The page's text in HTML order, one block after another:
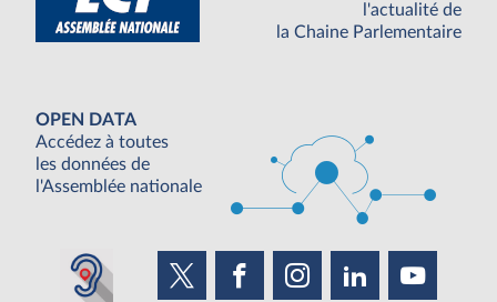
l'actualité de
la Chaine Parlementaire
OPEN DATA
Accédez à toutes
les données de
l'Assemblée nationale